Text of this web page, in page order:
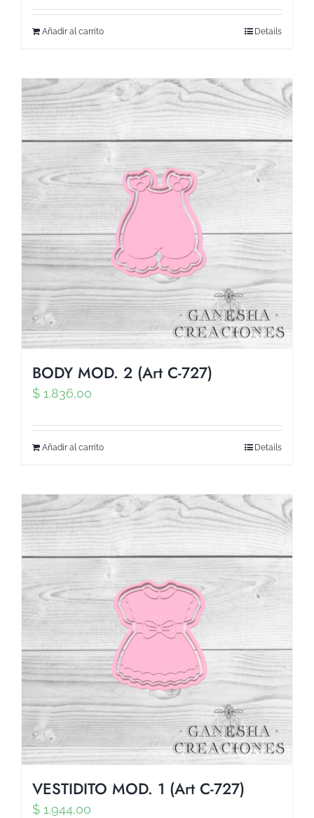
Añadir al carrito Details
BODY MOD. 2 (Art C-727)
$ 1.836,00
Añadir al carrito Details
VESTIDITO MOD. 1 (Art C-727)
$ 1.944,00